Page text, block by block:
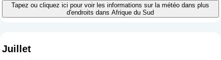
Tapez ou cliquez ici pour voir les informations sur la météo dans plus
d'endroits dans Afrique du Sud
Juillet